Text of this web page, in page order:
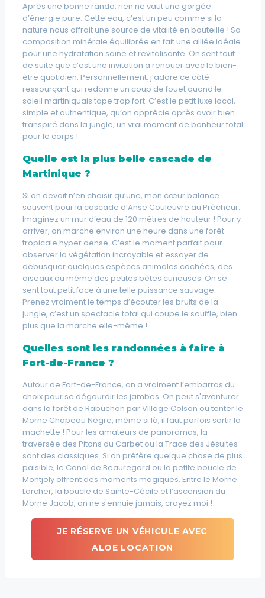
Après une bonne rando, rien ne vaut une gorgée
d’énergie pure. Cette eau, c’est un peu comme si la
nature nous offrait une source de vitalité en bouteille ! Sa
composition minérale équilibrée en fait une alliée idéale
pour une hydratation saine et revitalisante. On sent tout
de suite que c’est une invitation à renouer avec le bien-
être quotidien. Personnellement, j’adore ce côté
ressourçant qui redonne un coup de fouet quand le
soleil martiniquais tape trop fort. C’est le petit luxe local,
simple et authentique, qu’on apprécie après avoir bien
transpiré dans la jungle, un vrai moment de bonheur total
pour le corps !
Quelle est la plus belle cascade de
Martinique ?
Si on devait n’en choisir qu’une, mon cœur balance
souvent pour la cascade d’Anse Couleuvre au Prêcheur.
Imaginez un mur d’eau de 120 mètres de hauteur ! Pour y
arriver, on marche environ une heure dans une forêt
tropicale hyper dense. C’est le moment parfait pour
observer la végétation incroyable et essayer de
débusquer quelques espèces animales cachées, des
oiseaux ou même des petites bêtes curieuses. On se
sent tout petit face à une telle puissance sauvage.
Prenez vraiment le temps d’écouter les bruits de la
jungle, c’est un spectacle total qui coupe le souffle, bien
plus que la marche elle-même !
Quelles sont les randonnées à faire à
Fort-de-France ?
Autour de Fort-de-France, on a vraiment l’embarras du
choix pour se dégourdir les jambes. On peut s'aventurer
dans la forêt de Rabuchon par Village Colson ou tenter le
Morne Chapeau Nègre, même si là, il faut parfois sortir la
machette ! Pour les amateurs de panoramas, la
traversée des Pitons du Carbet ou la Trace des Jésuites
sont des classiques. Si on préfère quelque chose de plus
paisible, le Canal de Beauregard ou la petite boucle de
Montjoly offrent des moments magiques. Entre le Morne
Larcher, la boucle de Sainte-Cécile et l’ascension du
Morne Jacob, on ne s'ennuie jamais, croyez moi !
JE RÉSERVE UN VÉHICULE AVEC
ALOE LOCATION